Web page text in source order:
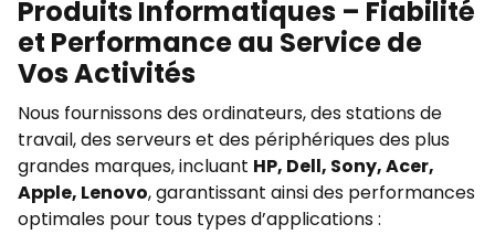
Produits Informatiques – Fiabilité
et Performance au Service de
Vos Activités
Nous fournissons des ordinateurs, des stations de
travail, des serveurs et des périphériques des plus
grandes marques, incluant HP, Dell, Sony, Acer,
Apple, Lenovo, garantissant ainsi des performances
optimales pour tous types d’applications :